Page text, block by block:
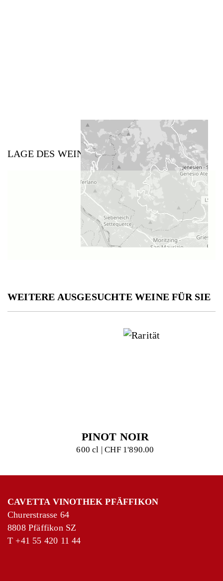
LAGE DES WEINGUTS
WEITERE AUSGESUCHTE WEINE FÜR SIE
PINOT NOIR
600 cl | CHF 1'890.00
CAVETTA VINOTHEK PFÄFFIKON
Churerstrasse 64
8808 Pfäffikon SZ
T +41 55 420 11 44